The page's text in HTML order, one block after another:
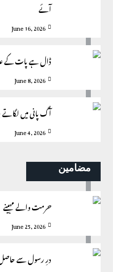
آئے
June 16, 2026
ڈال ہے پات کے
June 8, 2026
آگ پانی میں
June 4, 2026
مضامین
حرمت والے مہینے
June 25, 2026
درِ رسول سے